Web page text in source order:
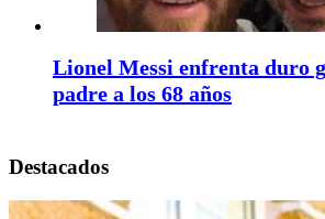
Lionel Messi enfrenta duro
padre a los 68 años
Destacados